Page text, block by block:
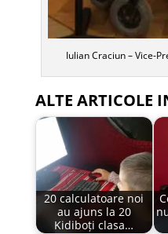
Iulian Craciun – Vice-
ALTE ARTICOLE
20 calculatoare noi
au ajuns la 20
Kidiboți clasa…